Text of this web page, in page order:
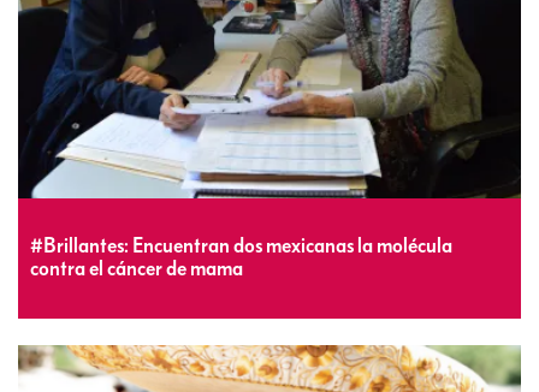
#Brillantes: Encuentran dos mexicanas la molécula
contra el cáncer de mama